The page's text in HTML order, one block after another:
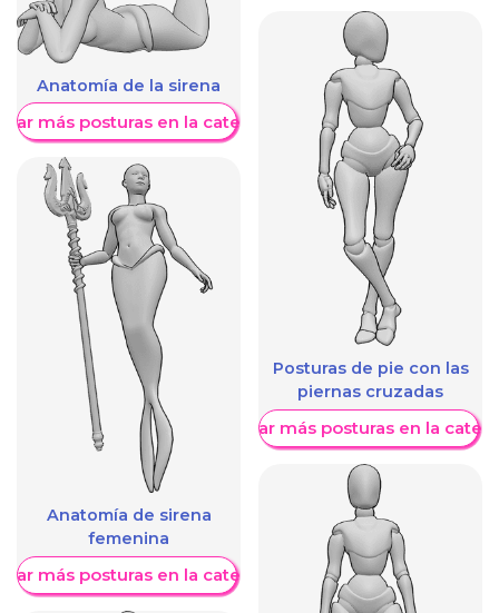
Anatomía de la sirena
más posturas en la categoría
Anatomía de sirena
femenina
más posturas en la categoría
Posturas de pie con las
piernas cruzadas
Mostrar más posturas en la